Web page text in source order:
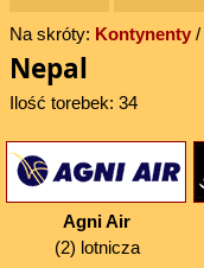
Na skróty: Kontynenty/
Nepal
Ilość torebek: 34
Agni Air
(2) lotnicza